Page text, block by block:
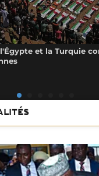
l'Égypte et la Turquie